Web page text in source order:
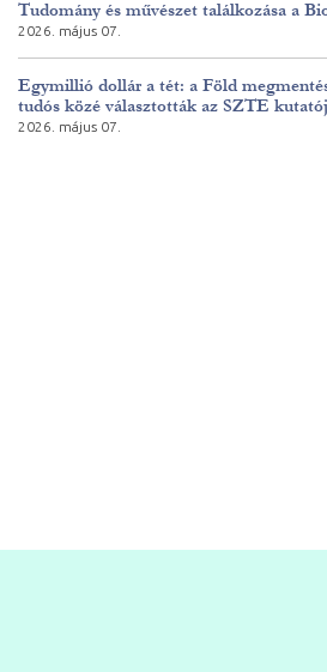
Tudomány és művészet találkozása a
2026. május 07.
Egymillió dollár a tét: a Föld
tudós közé választották az SZTE
2026. május 07.